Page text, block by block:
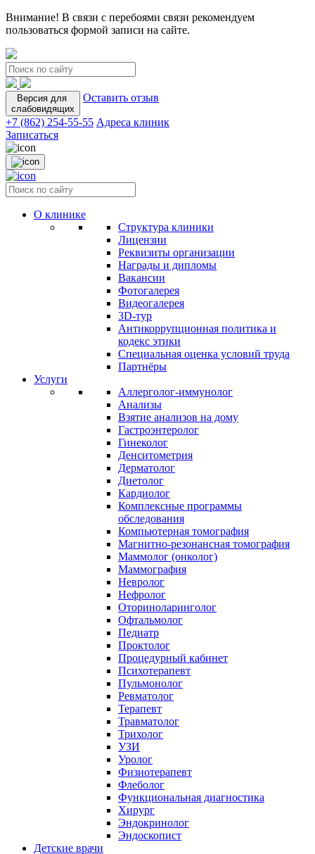
Внимание! В связи с перебоями связи рекомендуем
пользоваться формой записи на сайте.
Версия для
слабовидящих
Оставить отзыв
+7 (862) 254-55-55 Адреса клиник
Записаться
О клинике
Структура клиники
Лицензии
Реквизиты организации
Награды и дипломы
Вакансии
Фотогалерея
Видеогалерея
3D-тур
Антикоррупционная политика и
кодекс этики
Специальная оценка условий труда
Партнёры
Услуги
Аллерголог-иммунолог
Анализы
Взятие анализов на дому
Гастроэнтеролог
Гинеколог
Денситометрия
Дерматолог
Диетолог
Кардиолог
Комплексные программы
обследования
Компьютерная томография
Магнитно-резонансная томография
Маммолог (онколог)
Маммография
Невролог
Нефролог
Оториноларинголог
Офтальмолог
Педиатр
Проктолог
Процедурный кабинет
Психотерапевт
Пульмонолог
Ревматолог
Терапевт
Травматолог
Трихолог
УЗИ
Уролог
Физиотерапевт
Флеболог
Функциональная диагностика
Хирург
Эндокринолог
Эндоскопист
Детские врачи